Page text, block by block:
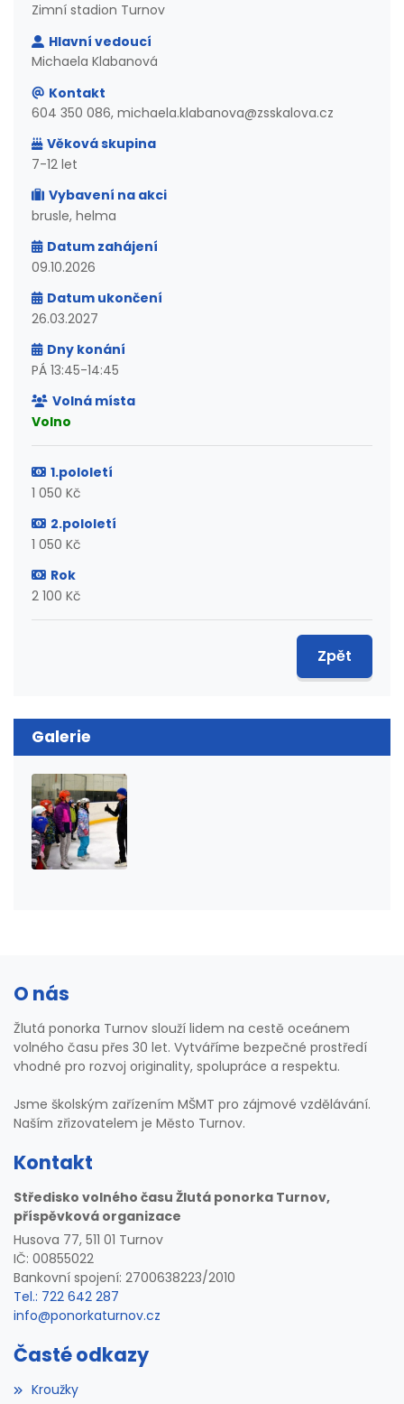
Zimní stadion Turnov
Hlavní vedoucí
Michaela Klabanová
Kontakt
604 350 086, michaela.klabanova@zsskalova.cz
Věková skupina
7-12 let
Vybavení na akci
brusle, helma
Datum zahájení
09.10.2026
Datum ukončení
26.03.2027
Dny konání
PÁ 13:45-14:45
Volná místa
Volno
1.pololetí
1 050 Kč
2.pololetí
1 050 Kč
Rok
2 100 Kč
Zpět
Galerie
O nás
Žlutá ponorka Turnov slouží lidem na cestě oceánem
volného času přes 30 let. Vytváříme bezpečné prostředí
vhodné pro rozvoj originality, spolupráce a respektu.
Jsme školským zařízením MŠMT pro zájmové vzdělávání.
Naším zřizovatelem je Město Turnov.
Kontakt
Středisko volného času Žlutá ponorka Turnov,
příspěvková organizace
Husova 77, 511 01 Turnov
IČ: 00855022
Bankovní spojení: 2700638223/2010
Tel.: 722 642 287
info@ponorkaturnov.cz
Časté odkazy
Kroužky